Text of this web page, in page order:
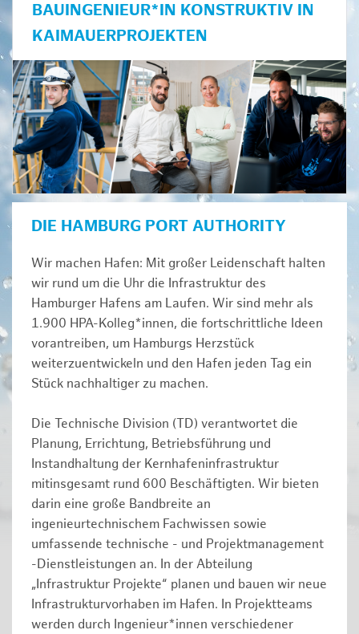
BAUINGENIEUR*IN KONSTRUKTIV IN
KAIMAUERPROJEKTEN
DIE HAMBURG PORT AUTHORITY
Wir machen Hafen: Mit großer Leidenschaft halten
wir rund um die Uhr die Infrastruktur des
Hamburger Hafens am Laufen. Wir sind mehr als
1.900 HPA-Kolleg*innen, die fortschrittliche Ideen
vorantreiben, um Hamburgs Herzstück
weiterzuentwickeln und den Hafen jeden Tag ein
Stück nachhaltiger zu machen.
Die Technische Division (TD) verantwortet die
Planung, Errichtung, Betriebsführung und
Instandhaltung der Kernhafeninfrastruktur
mitinsgesamt rund 600 Beschäftigten. Wir bieten
darin eine große Bandbreite an
ingenieurtechnischem Fachwissen sowie
umfassende technische - und Projektmanagement
-Dienstleistungen an. In der Abteilung
„Infrastruktur Projekte“ planen und bauen wir neue
Infrastrukturvorhaben im Hafen. In Projektteams
werden durch Ingenieur*innen verschiedener